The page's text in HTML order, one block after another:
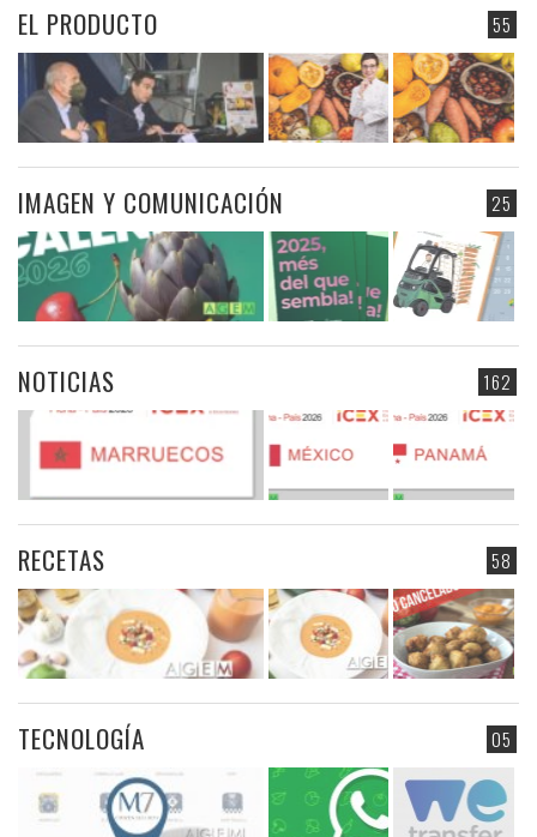
55
EL PRODUCTO
25
IMAGEN Y COMUNICACIÓN
162
NOTICIAS
58
RECETAS
05
TECNOLOGÍA